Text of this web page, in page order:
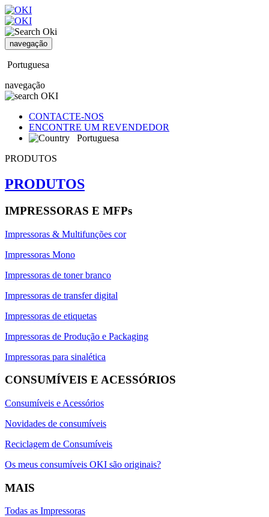
navegação
Portuguesa
navegação
CONTACTE-NOS
ENCONTRE UM REVENDEDOR
Portuguesa
PRODUTOS
PRODUTOS
IMPRESSORAS E MFPs
Impressoras & Multifunções cor
Impressoras Mono
Impressoras de toner branco
Impressoras de transfer digital
Impressoras de etiquetas
Impressoras de Produção e Packaging
Impressoras para sinalética
CONSUMÍVEIS E ACESSÓRIOS
Consumíveis e Acessórios
Novidades de consumíveis
Reciclagem de Consumíveis
Os meus consumíveis OKI são originais?
MAIS
Todas as Impressoras